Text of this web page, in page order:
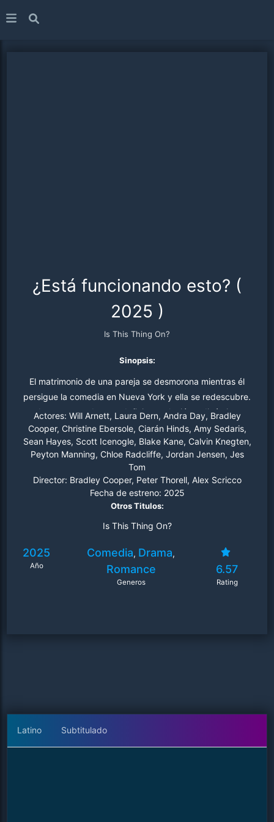
¿Está funcionando esto? (
2025 )
Is This Thing On?
Sinopsis:
El matrimonio de una pareja se desmorona mientras él
persigue la comedia en Nueva York y ella se redescubre.
Juntos aprenden a redefinir su relación y dinámica
familiar en medio de grandes cambios.
Actores: Will Arnett, Laura Dern, Andra Day, Bradley
Cooper, Christine Ebersole, Ciarán Hinds, Amy Sedaris,
Sean Hayes, Scott Icenogle, Blake Kane, Calvin Knegten,
Peyton Manning, Chloe Radcliffe, Jordan Jensen, Jes
Tom
Director: Bradley Cooper, Peter Thorell, Alex Scricco
Fecha de estreno: 2025
Otros Titulos:
Is This Thing On?
2025
Año
Comedia, Drama,
Romance
Generos
6.57
Rating
Latino Subtitulado